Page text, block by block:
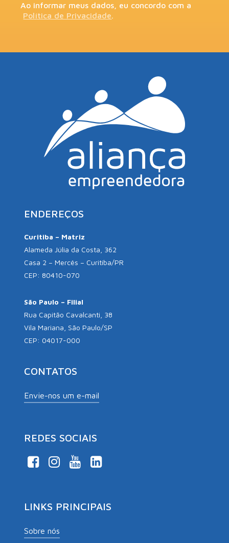
Ao informar meus dados, eu concordo com a
Política de Privacidade.
ENDEREÇOS
Curitiba – Matriz
Alameda Júlia da Costa, 362
Casa 2 – Mercês – Curitiba/PR
CEP: 80410-070
São Paulo – Filial
Rua Capitão Cavalcanti, 38
Vila Mariana, São Paulo/SP
CEP: 04017-000
CONTATOS
Envie-nos um e-mail
REDES SOCIAIS
LINKS PRINCIPAIS
Sobre nós